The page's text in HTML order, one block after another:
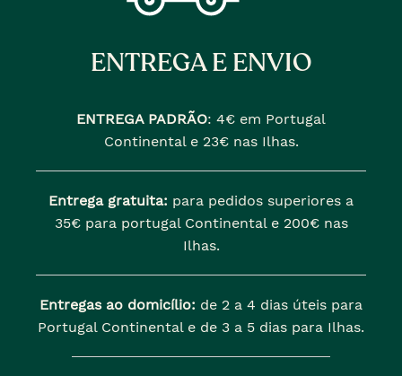
ENTREGA E ENVIO
ENTREGA PADRÃO: 4€ em Portugal
Continental e 23€ nas Ilhas.
Entrega gratuita: para pedidos superiores a
35€ para portugal Continental e 200€ nas
Ilhas.
Entregas ao domicílio: de 2 a 4 dias úteis para
Portugal Continental e de 3 a 5 dias para Ilhas.